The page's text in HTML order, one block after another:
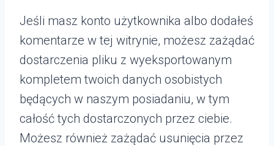
Jeśli masz konto użytkownika albo dodałeś
komentarze w tej witrynie, możesz zażądać
dostarczenia pliku z wyeksportowanym
kompletem twoich danych osobistych
będących w naszym posiadaniu, w tym
całość tych dostarczonych przez ciebie.
Możesz również zażądać usunięcia przez